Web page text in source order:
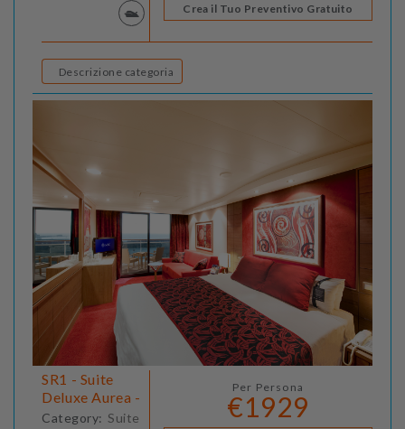
Crea il Tuo Preventivo Gratuito
Descrizione categoria
SR1 - Suite
Deluxe Aurea -
Category: Suite
Per Persona
€1929